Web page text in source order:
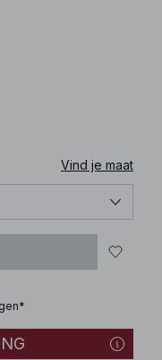
Vind je maat